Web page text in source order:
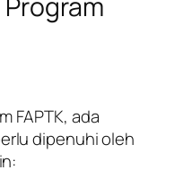
FAPTK, ada
dipenuhi oleh